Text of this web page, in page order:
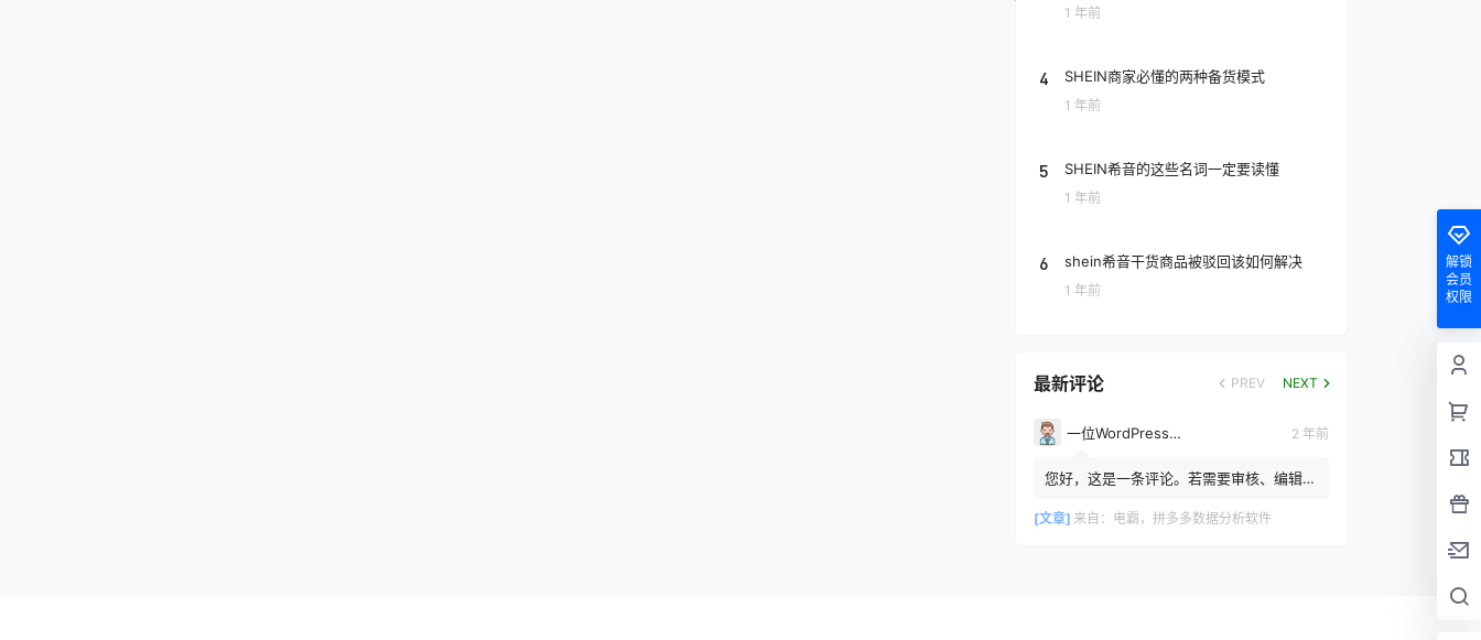
1 年前
4 SHEIN商家必懂的两种备货模式
1 年前
5 SHEIN希音的这些名词一定要读懂
1 年前
6 shein希音干货商品被驳回该如何解决
1 年前
最新评论 PREV NEXT
一位WordPress评论者 2 年前
您好，这是一条评论。若需要审核、编辑或
者头像来自 Gravatar。
[文章] 来自： 电霸，拼多多数据分析软件
解锁
会员
权限